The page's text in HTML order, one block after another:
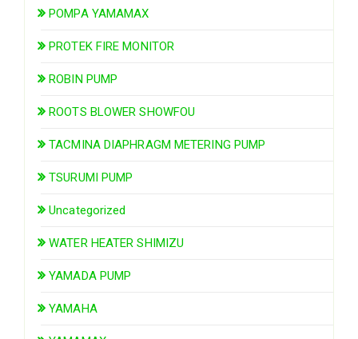
POMPA YAMAMAX
PROTEK FIRE MONITOR
ROBIN PUMP
ROOTS BLOWER SHOWFOU
TACMINA DIAPHRAGM METERING PUMP
TSURUMI PUMP
Uncategorized
WATER HEATER SHIMIZU
YAMADA PUMP
YAMAHA